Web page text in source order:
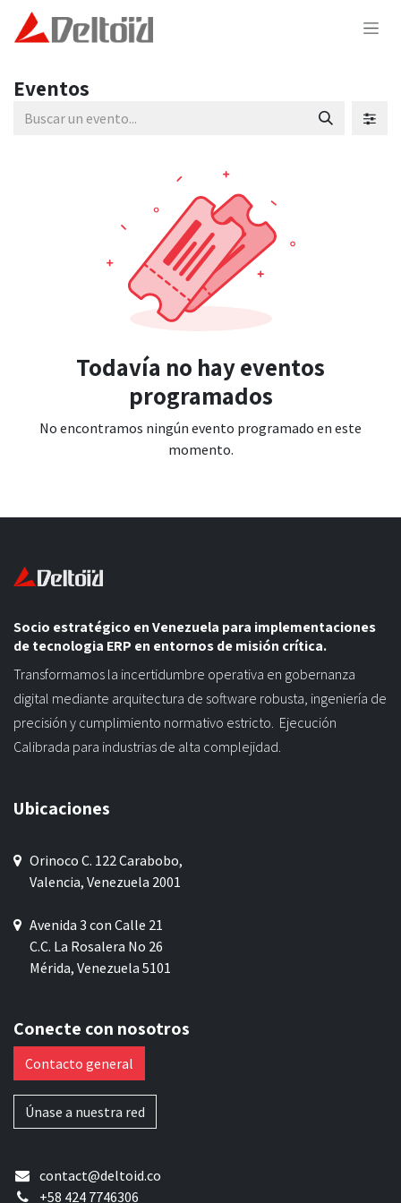
Ir al contenido
Eventos
Todavía no hay eventos
programados
No encontramos ningún evento programado en este
momento.
Socio estratégico en Venezuela para implementaciones
de tecnologia ERP en entornos de misión crítica.
Transformamos la incertidumbre operativa en gobernanza
digital mediante arquitectura de software robusta, ingeniería de
precisión y cumplimiento normativo estricto. Ejecución
Calibrada para industrias de alta complejidad.
Ubicaciones
Orinoco C. 122 Carabobo,
Valencia, Venezuela 2001
Avenida 3 con Calle 21
C.C. La Rosalera No 26
Mérida, Venezuela 5101
Conecte con nosotros
Contacto general
Únase a nuestra red
contact@deltoid.co
+58 424 7746306